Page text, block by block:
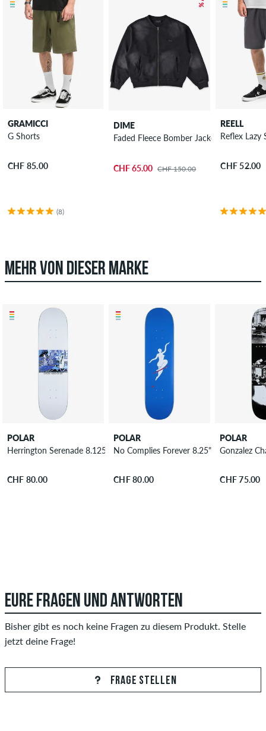
GRAMICCI
G Shorts
CHF 85.00
(8)
DIME
Faded Fleece Bomber Jacke
CHF 65.00 CHF 150.00
REELL
Reflex Lazy
CHF 52.00
MEHR VON DIESER MARKE
POLAR
Herrington Serenade 8.125" Skateboard Deck
CHF 80.00
POLAR
No Complies Forever 8.25" Skateboard
CHF 80.00
POLAR
Gonzalez
CHF 75.00
EURE FRAGEN UND ANTWORTEN
Bisher gibt es noch keine Fragen zu diesem Produkt. Stelle
jetzt deine Frage!
FRAGE STELLEN